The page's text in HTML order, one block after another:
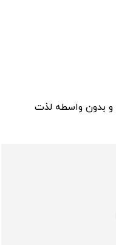
و بدون واسطه لذت